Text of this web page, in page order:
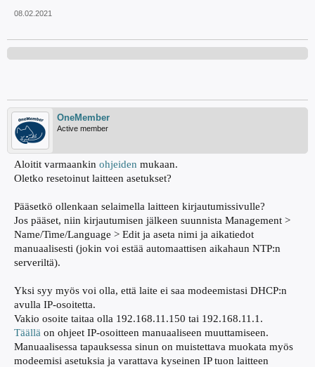
08.02.2021
OneMember
Active member
Aloitit varmaankin ohjeiden mukaan.
Oletko resetoinut laitteen asetukset?
Pääsetkö ollenkaan selaimella laitteen kirjautumissivulle?
Jos pääset, niin kirjautumisen jälkeen suunnista Management >
Name/Time/Language > Edit ja aseta nimi ja aikatiedot
manuaalisesti (jokin voi estää automaattisen aikahaun NTP:n
serveriltä).
Yksi syy myös voi olla, että laite ei saa modeemistasi DHCP:n
avulla IP-osoitetta.
Vakio osoite taitaa olla 192.168.11.150 tai 192.168.11.1.
Täällä on ohjeet IP-osoitteen manuaaliseen muuttamiseen.
Manuaalisessa tapauksessa sinun on muistettava muokata myös
modeemisi asetuksia ja varattava kyseinen IP tuon laitteen